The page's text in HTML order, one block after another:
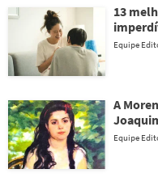
13
Equipe
A
Equipe